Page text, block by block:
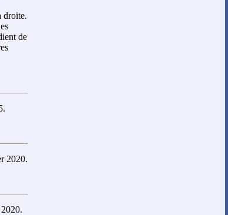
droite.
de
2020.